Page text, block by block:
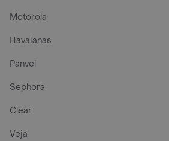
Motorola
Havaianas
Panvel
Sephora
Clear
Veja